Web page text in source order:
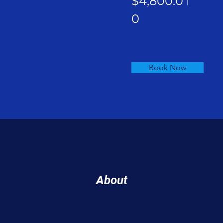
0
Book Now
About